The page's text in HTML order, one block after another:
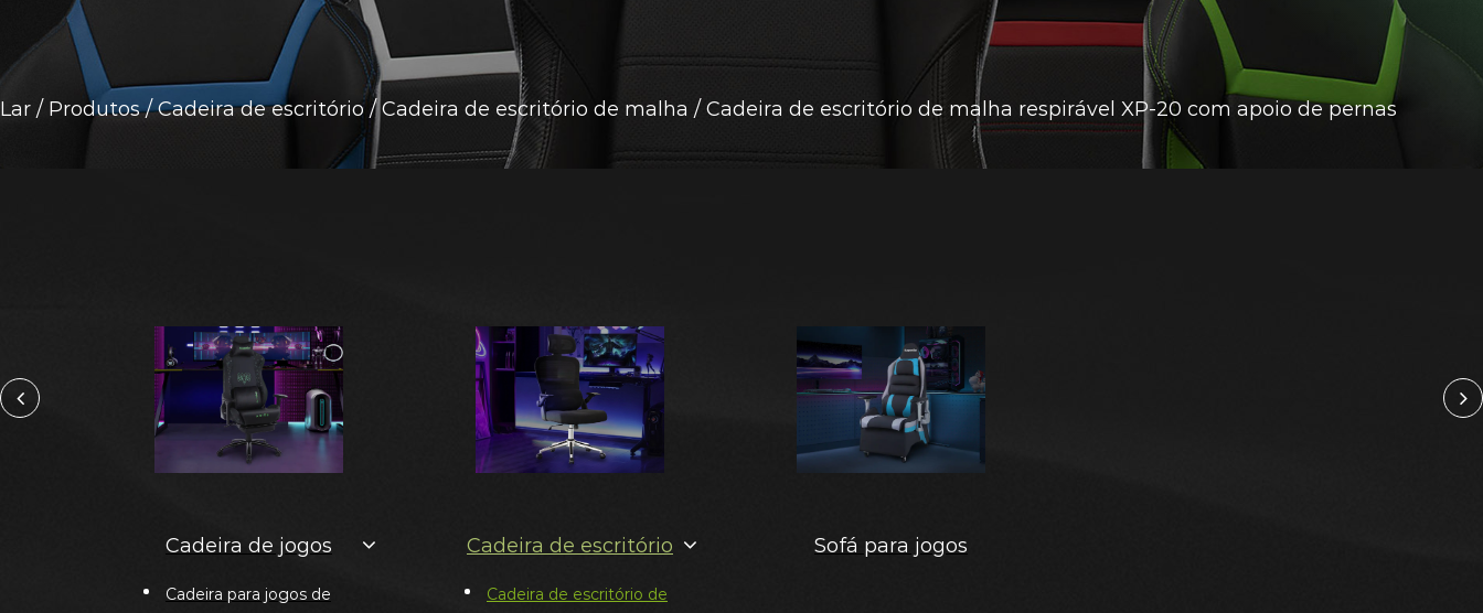
Lar / Produtos/Cadeira de escritório/ Cadeira de escritório de malha /Cadeira de escritório de malha respirável XP-20 com apoio de pernas
Cadeira de jogos
Cadeira para jogos de
Cadeira de escritório
Cadeira de escritório de
Sofá para jogos